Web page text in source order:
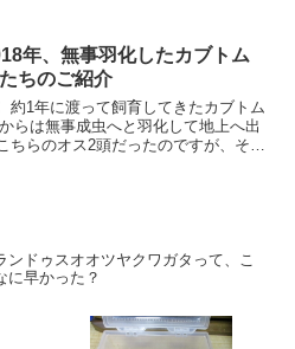
年、無事羽化したカブトム
ちのご紹介
約1年に渡って飼育してきたカブトム
らは無事成虫へと羽化して地上へ出
らのオス2頭だったのですが、その
ンドゥスオオツヤクワガタって、こ
に早かった？